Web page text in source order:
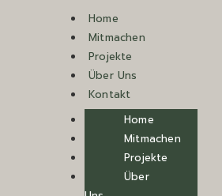
Home
Mitmachen
Projekte
Über Uns
Kontakt
Home
Mitmachen
Projekte
Über